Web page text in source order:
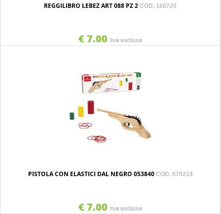
REGGILIBRO LEBEZ ART 088 PZ 2 COD. 160720
€ 7.00 Iva esclusa
PISTOLA CON ELASTICI DAL NEGRO 053840 COD. 070214
€ 7.00 Iva esclusa